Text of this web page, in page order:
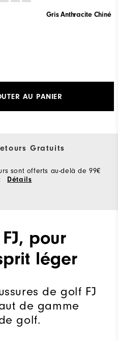
Gris Anthracite Chiné
AU PANIER
Gratuits
sont offerts au-delà de 99€
Détails
pour
léger
de golf FJ
de gamme
golf.